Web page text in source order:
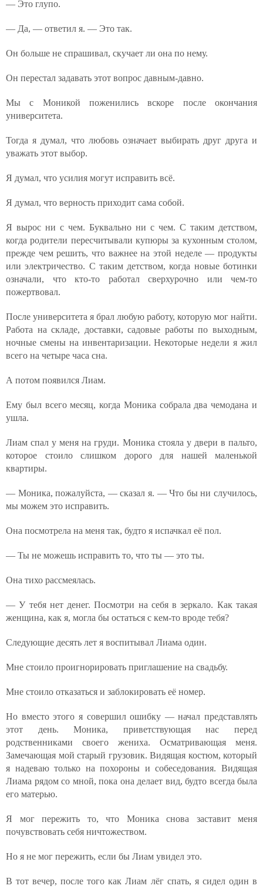
— Это глупо.
— Да, — ответил я. — Это так.
Он больше не спрашивал, скучает ли она по нему.
Он перестал задавать этот вопрос давным-давно.
Мы с Моникой поженились вскоре после окончания
университета.
Тогда я думал, что любовь означает выбирать друг друга и
уважать этот выбор.
Я думал, что усилия могут исправить всё.
Я думал, что верность приходит сама собой.
Я вырос ни с чем. Буквально ни с чем. С таким детством,
когда родители пересчитывали купюры за кухонным столом,
прежде чем решить, что важнее на этой неделе — продукты
или электричество. С таким детством, когда новые ботинки
означали, что кто-то работал сверхурочно или чем-то
пожертвовал.
После университета я брал любую работу, которую мог найти.
Работа на складе, доставки, садовые работы по выходным,
ночные смены на инвентаризации. Некоторые недели я жил
всего на четыре часа сна.
А потом появился Лиам.
Ему был всего месяц, когда Моника собрала два чемодана и
ушла.
Лиам спал у меня на груди. Моника стояла у двери в пальто,
которое стоило слишком дорого для нашей маленькой
квартиры.
— Моника, пожалуйста, — сказал я. — Что бы ни случилось,
мы можем это исправить.
Она посмотрела на меня так, будто я испачкал её пол.
— Ты не можешь исправить то, что ты — это ты.
Она тихо рассмеялась.
— У тебя нет денег. Посмотри на себя в зеркало. Как такая
женщина, как я, могла бы остаться с кем-то вроде тебя?
Следующие десять лет я воспитывал Лиама один.
Мне стоило проигнорировать приглашение на свадьбу.
Мне стоило отказаться и заблокировать её номер.
Но вместо этого я совершил ошибку — начал представлять
этот день. Моника, приветствующая нас перед
родственниками своего жениха. Осматривающая меня.
Замечающая мой старый грузовик. Видящая костюм, который
я надеваю только на похороны и собеседования. Видящая
Лиама рядом со мной, пока она делает вид, будто всегда была
его матерью.
Я мог пережить то, что Моника снова заставит меня
почувствовать себя ничтожеством.
Но я не мог пережить, если бы Лиам увидел это.
В тот вечер, после того как Лиам лёг спать, я сидел один в